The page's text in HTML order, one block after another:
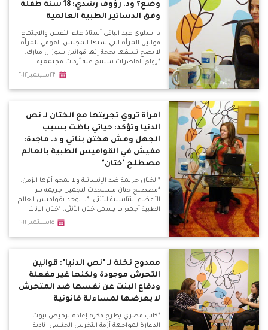
وضع؟ ود. رؤوف رشدي: 18 سنة طفلة
وفق الدساتير الطبية العالمية
د. سلوى عبد الباقي أستاذ علم النفس والاجتماع:
قوانين المرأة التي سنها المجلس القومي للمرأة
لا يصح نسفها بحجة إنها قوانين سوزان مبارك.
*زواج القاصرات ستنتج عنه أزمات مجتمعية
حقيقية ومنها أطفال الشوارع وفتيات الليل
على أرض الواقع بمصر ولن يقبله المصري
٢٣سبتمبر٢٠١٢
امرأة تروي تجربتها مع الختان لـ نص
الدنيا وتؤكد: حياتي باظت بسبب
الجهل ومش هختن بناتي و د. ماجدة:
مفيش في القواميس الطبية بالعالم
مصطلح "ختان"
*الختان جريمة ضد الإنسانية ولا يمحو أثرها الزمن.
*مصطلح ختان مستحدث لتجميل جريمة بتر
الأعضاء التناسلية للأنثى. *لا يوجد بقواميس العالم
الطبية أجمع ما يسمى ختان الأنثى. *ختان الإناث
عادة إفريقية قديمة ولا أساس ديني أو طبي لها.
١٥سبتمبر٢٠١٢
ممدوح نخلة لـ "نص الدنيا": قوانين
التحرش موجودة ولكنها غير مفعلة
ودفاع البنت عن نفسها ضد المتحرش
لا يعرضها لمساءلة قانونية
*كاتب مصري يطرح فكرة إعادة ترخيص بيوت
الدعارة لمواجهة أزمة التخرش الجنسي. نادية